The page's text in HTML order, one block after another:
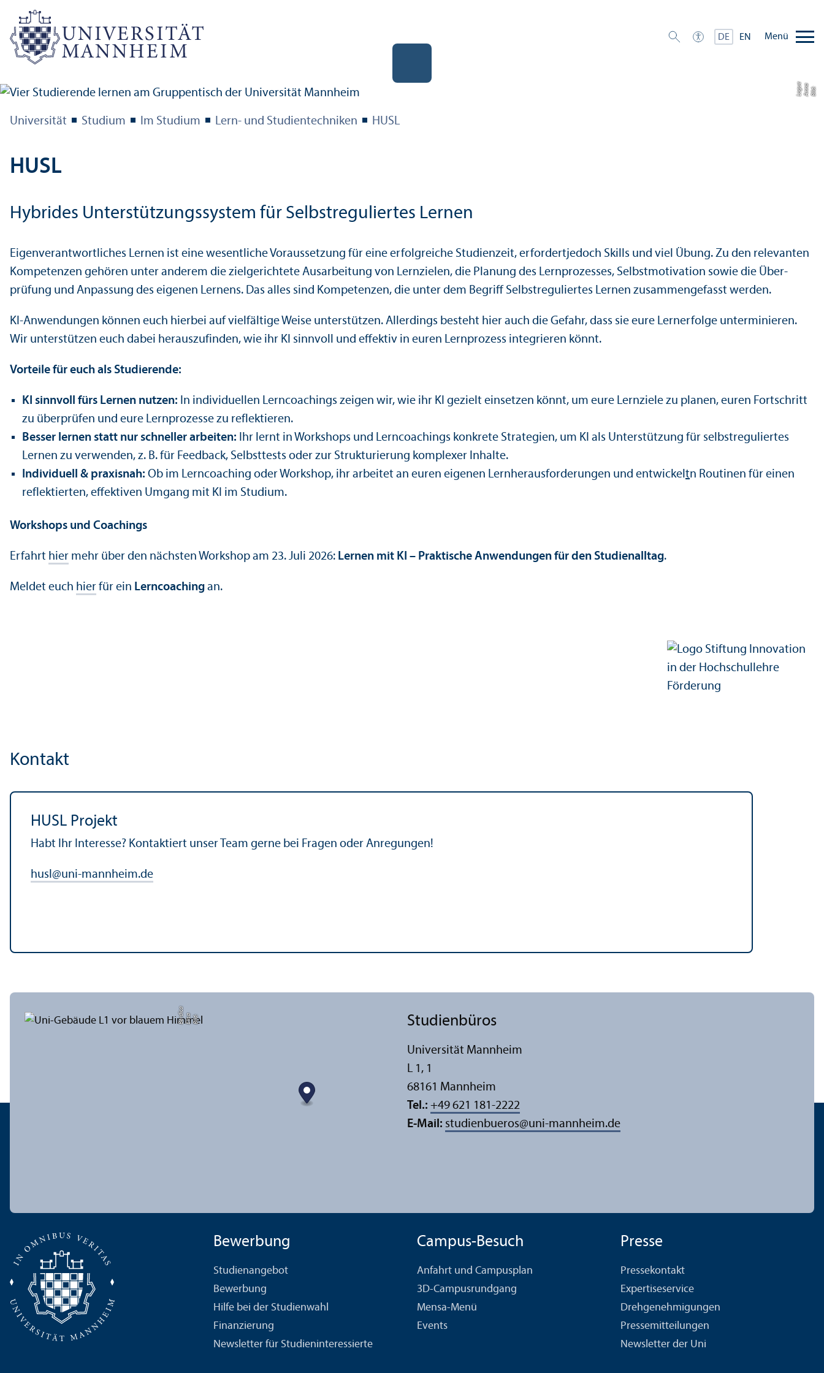
DE EN Menü
Bil
d:
A
n
n
aL
o
g
u
e
Universität Studium Im Studium Lern- und Studien­techniken HUSL
HUSL
Hybrides Unter­stützungs­system für Selbstreguliertes Lernen
Eigen­verantwortliches Lernen ist eine wesentliche Voraussetzung für eine erfolgreiche Studien­zeit, erfordertjedoch Skills und viel Übung. Zu den relevanten
Kompetenzen gehören unter anderem die zielgerichtete Ausarbeitung von Lernzielen, die Planung des Lernprozesses, Selbstmotivation sowie die Über­
prüfung und Anpassung des eigenen Lernens. Das alles sind Kompetenzen, die unter dem Begriff Selbstreguliertes Lernen zusammengefasst werden.
KI-Anwendungen können euch hierbei auf vielfältige Weise unter­stützen. Allerdings besteht hier auch die Gefahr, dass sie eure Lernerfolge unter­minieren.
Wir unter­stützen euch dabei herauszufinden, wie ihr KI sinnvoll und effektiv in euren Lernprozess integrieren könnt.
Vorteile für euch als Studierende:
KI sinnvoll fürs Lernen nutzen: In individuellen Lerncoachings zeigen wir, wie ihr KI gezielt einsetzen könnt, um eure Lernziele zu planen, euren Fortschritt
zu überprüfen und eure Lernprozesse zu reflektieren.
Besser lernen statt nur schneller arbeiten: Ihr lernt in Workshops und Lerncoachings konkrete Strategien, um KI als Unter­stützung für selbstreguliertes
Lernen zu verwenden, z. B. für Feedback, Selbsttests oder zur Strukturierung komplexer Inhalte.
Individuell & praxisnah: Ob im Lerncoaching oder Workshop, ihr arbeitet an euren eigenen Lernherausforderungen und entwickeltn Routinen für einen
reflektierten, effektiven Umgang mit KI im Studium.
Workshops und Coachings
Erfahrt hier mehr über den nächsten Workshop am 23. Juli 2026: Lernen mit KI – Praktische Anwendungen für den Studien­alltag.
Meldet euch hier für ein Lerncoaching an.
Kontakt
HUSL Projekt
Habt Ihr Interesse? Kontaktiert unser Team gerne bei Fragen oder Anregungen!
husl@uni-mannheim.de
Bil
d:
Eli
s
a
B
e
r
dic
a Studien­büros
Universität Mannheim
L 1, 1
68161 Mannheim
Tel.: +49 621 181-2222
E-Mail: studienbueros@uni-mannheim.de
Bewerbung
Studien­angebot
Bewerbung
Hilfe bei der Studien­wahl
Finanzierung
Newsletter für Studien­interessierte
Campus-Besuch
Anfahrt und Campusplan
3D-Campusrundgang
Mensa-Menü
Events
Presse
Pressekontakt
Expertiseservice
Drehgenehmigungen
Pressemitteilungen
Newsletter der Uni